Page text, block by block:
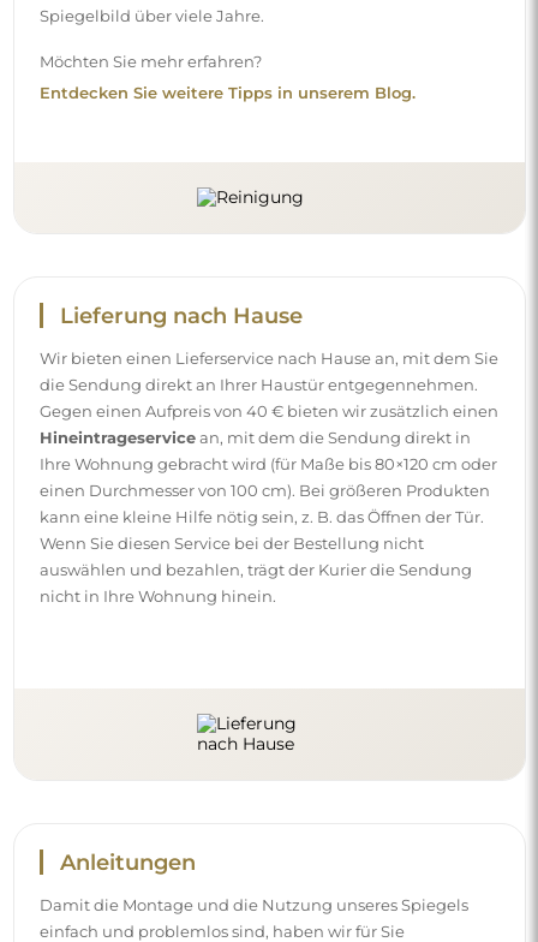
Spiegelbild über viele Jahre.
Möchten Sie mehr erfahren?
Entdecken Sie weitere Tipps in unserem Blog.
Lieferung nach Hause
Wir bieten einen Lieferservice nach Hause an, mit dem Sie
die Sendung direkt an Ihrer Haustür entgegennehmen.
Gegen einen Aufpreis von 40 € bieten wir zusätzlich einen
Hineintrageservicean, mit dem die Sendung direkt in
Ihre Wohnung gebracht wird (für Maße bis 80×120 cm oder
einen Durchmesser von 100 cm). Bei größeren Produkten
kann eine kleine Hilfe nötig sein, z. B. das Öffnen der Tür.
Wenn Sie diesen Service bei der Bestellung nicht
auswählen und bezahlen, trägt der Kurier die Sendung
nicht in Ihre Wohnung hinein.
Anleitungen
Damit die Montage und die Nutzung unseres Spiegels
einfach und problemlos sind, haben wir für Sie